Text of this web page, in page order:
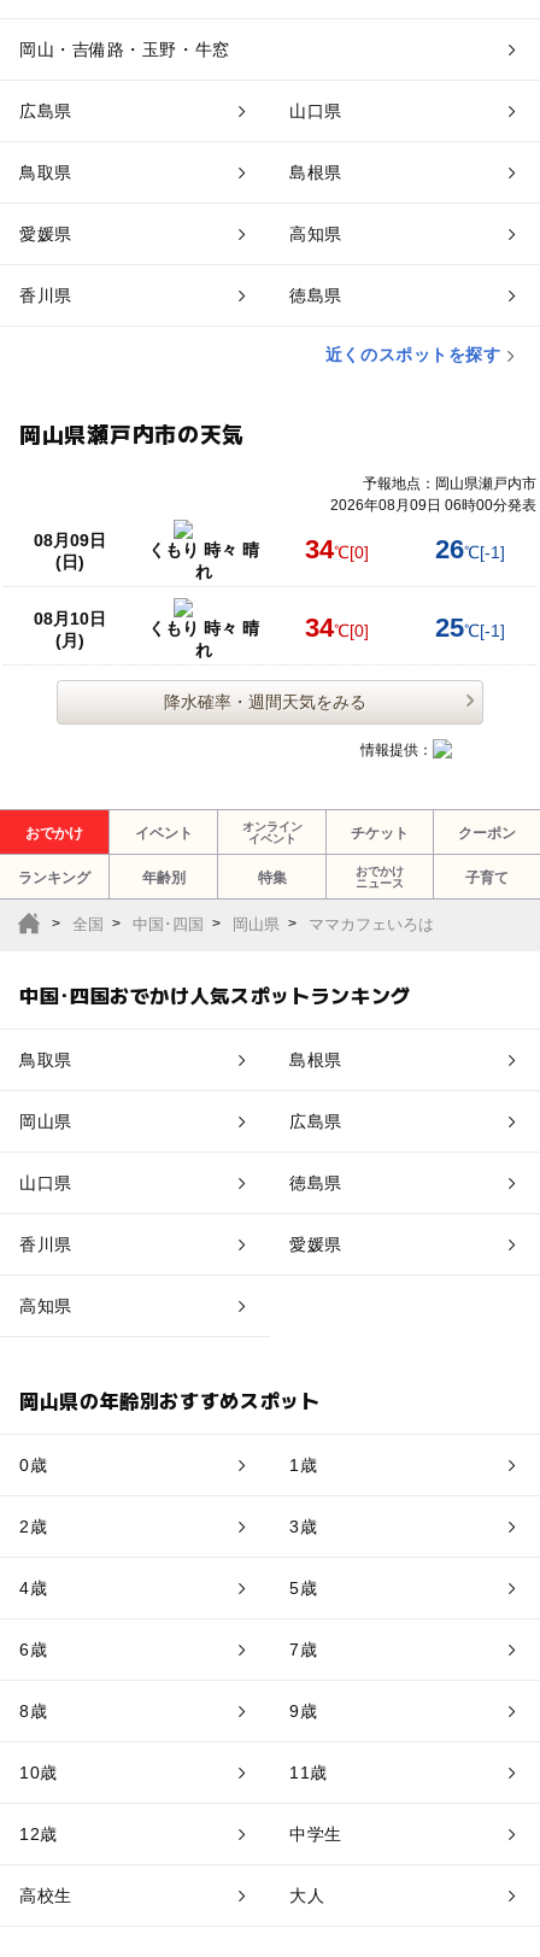
岡山・吉備路・玉野・牛窓
広島県 山口県
鳥取県 島根県
愛媛県 高知県
香川県 徳島県
近くのスポットを探す
岡山県瀬戸内市の天気
予報地点：岡山県瀬戸内市
2026年08月09日 06時00分発表
08月09日
(日)
くもり 時々 晴
れ
34℃[0] 26℃[-1]
08月10日
(月)
くもり 時々 晴
れ
34℃[0] 25℃[-1]
降水確率・週間天気をみる
情報提供：
おでかけ イベント
オンライン
イベント
チケット クーポン
ランキング 年齢別 特集
おでかけ
ニュース
子育て
全国 中国･四国 岡山県 ママカフェいろは
中国･四国おでかけ人気スポットランキング
鳥取県 島根県
岡山県 広島県
山口県 徳島県
香川県 愛媛県
高知県
岡山県の年齢別おすすめスポット
0歳 1歳
2歳 3歳
4歳 5歳
6歳 7歳
8歳 9歳
10歳 11歳
12歳 中学生
高校生 大人